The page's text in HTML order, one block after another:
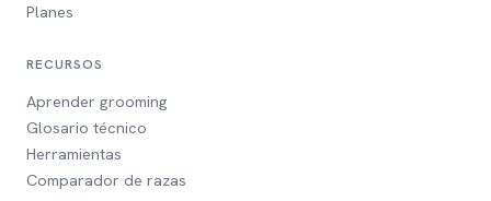
Planes
RECURSOS
Aprender grooming
Glosario técnico
Herramientas
Comparador de razas